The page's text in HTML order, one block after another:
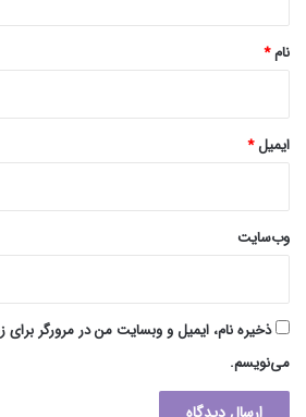
نام*
ایمیل*
وب‌سایت
ذخیره نام، ایمیل و وبسایت من در مرورگر برای
می‌نویسم.